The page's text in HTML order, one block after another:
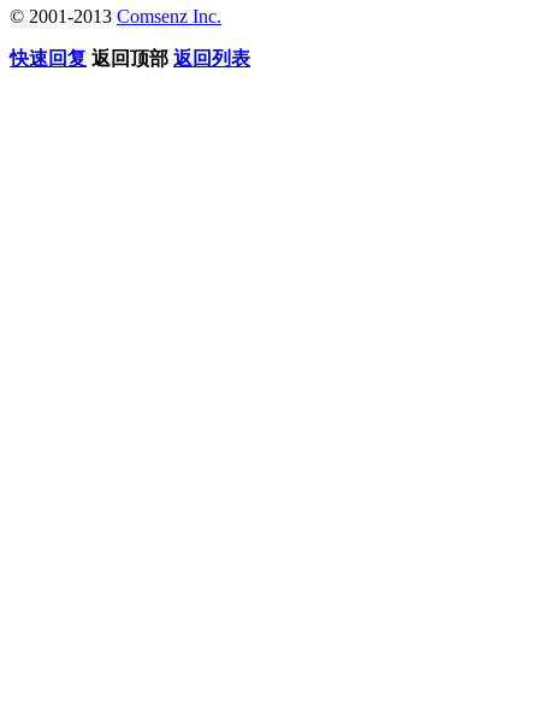
© 2001-2013 Comsenz Inc.
快速回复 返回顶部 返回列表